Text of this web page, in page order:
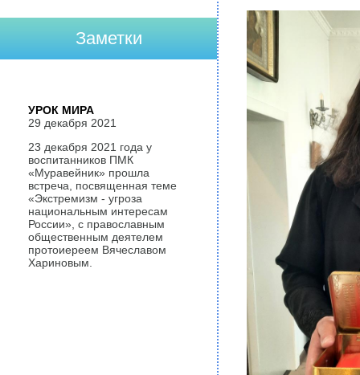
Заметки
УРОК МИРА
29 декабря 2021
23 декабря 2021 года у
воспитанников ПМК
«Муравейник» прошла
встреча, посвященная теме
«Экстремизм - угроза
национальным интересам
России», с православным
общественным деятелем
протоиереем Вячеславом
Хариновым.